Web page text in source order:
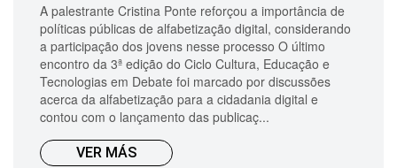
A palestrante Cristina Ponte reforçou a importância de
políticas públicas de alfabetização digital, considerando
a participação dos jovens nesse processo O último
encontro da 3ª edição do Ciclo Cultura, Educação e
Tecnologias em Debate foi marcado por discussões
acerca da alfabetização para a cidadania digital e
contou com o lançamento das publicaç...
VER MÁS